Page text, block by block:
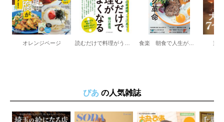
オレンジページ 東
ぴあ の人気雑誌